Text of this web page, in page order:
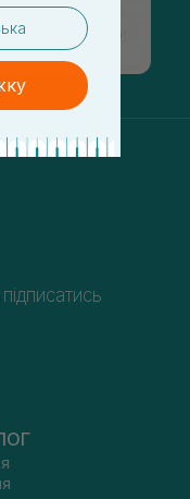
підписатись